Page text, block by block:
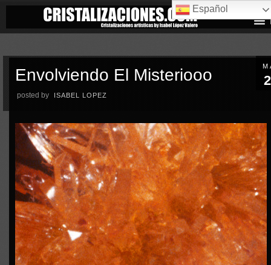
Envolviendo El Misteriooo
posted by ISABEL LOPEZ
Español